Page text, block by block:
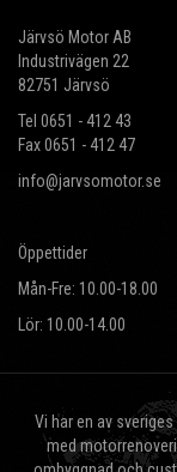
Järvsö Motor AB
Industrivägen 22
82751 Järvsö
Tel 0651 - 412 43
Fax 0651 - 412 47
info@jarvsomotor.se
Öppettider
Mån-Fre: 10.00-18.00
Lör: 10.00-14.00
Vi har en av
med